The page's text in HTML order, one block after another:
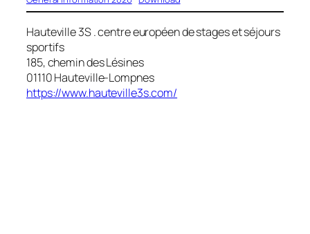
Hauteville 3S . centre européen de stages et séjours
sportifs
185, chemin des Lésines
01110 Hauteville-Lompnes
https://www.hauteville3s.com/